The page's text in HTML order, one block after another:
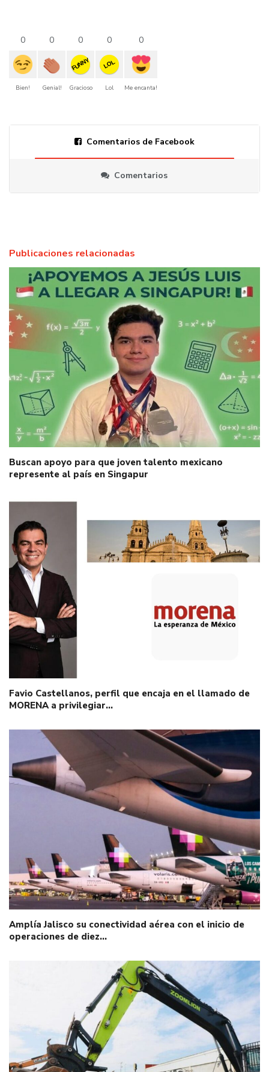
0
Bien!
0
Genial!
0
FUNNY
Gracioso
0
LOL
Lol
0
Me encanta!
Comentarios de Facebook
Comentarios
Publicaciones relacionadas
Buscan apoyo para que joven talento mexicano
represente al país en Singapur
Favio Castellanos, perfil que encaja en el llamado de
MORENA a privilegiar…
Amplía Jalisco su conectividad aérea con el inicio de
operaciones de diez…